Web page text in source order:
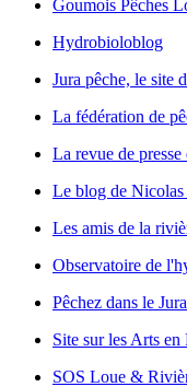
Goumois Pêches
Hydrobioloblog
Jura pêche, le site
La fédération de
La revue de
Le blog de Nicolas
Les amis de la
Observatoire de
Pêchez dans le Jura
Site sur les Arts
SOS Loue &